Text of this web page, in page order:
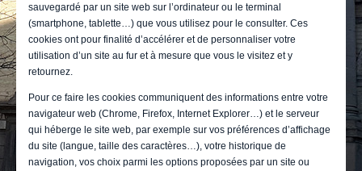
sauvegardé par un site web sur l’ordinateur ou le terminal
(smartphone, tablette…) que vous utilisez pour le consulter. Ces
cookies ont pour finalité d’accélérer et de personnaliser votre
utilisation d’un site au fur et à mesure que vous le visitez et y
retournez.
Pour ce faire les cookies communiquent des informations entre votre
navigateur web (Chrome, Firefox, Internet Explorer…) et le serveur
qui héberge le site web, par exemple sur vos préférences d’affichage
du site (langue, taille des caractères…), votre historique de
navigation, vos choix parmi les options proposées par un site ou